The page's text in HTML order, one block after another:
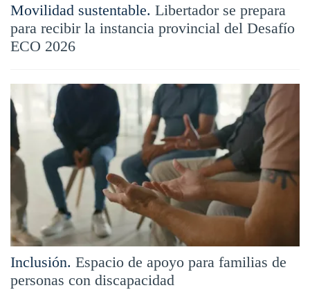
Movilidad sustentable. Libertador se prepara
para recibir la instancia provincial del Desafío
ECO 2026
Inclusión. Espacio de apoyo para familias de
personas con discapacidad